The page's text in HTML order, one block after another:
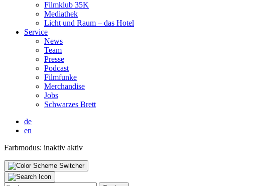
Film­klub 35K
Media­thek
Licht und Raum – das Hotel
Ser­vice
News
Team
Pres­se
Pod­cast
Film­fun­ke
Mer­chan­di­se
Jobs
Schwar­zes Brett
de
en
Farbmodus: inaktiv aktiv